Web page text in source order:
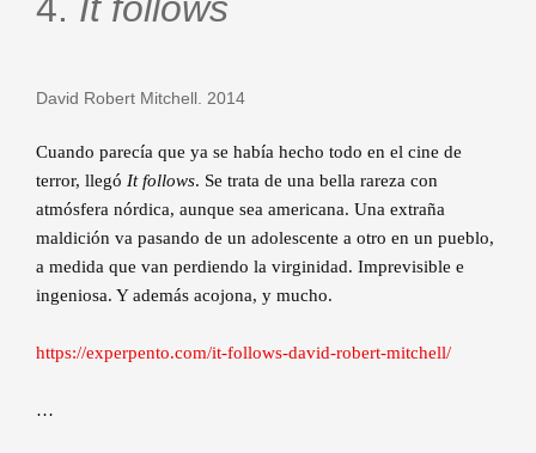
David Robert Mitchell. 2014
Cuando parecía que ya se había hecho todo en el cine de
terror, llegó It follows. Se trata de una bella rareza con
atmósfera nórdica, aunque sea americana. Una extraña
maldición va pasando de un adolescente a otro en un pueblo,
a medida que van perdiendo la virginidad. Imprevisible e
ingeniosa. Y además acojona, y mucho.
https://experpento.com/it-follows-david-robert-mitchell/
…